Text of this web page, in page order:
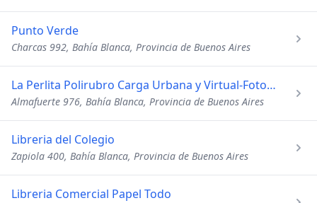
Punto Verde
Charcas 992, Bahía Blanca, Provincia de Buenos Aires
La Perlita Polirubro Carga Urbana y Virtual-Fotocopias
Almafuerte 976, Bahía Blanca, Provincia de Buenos Aires
Libreria del Colegio
Zapiola 400, Bahía Blanca, Provincia de Buenos Aires
Libreria Comercial Papel Todo